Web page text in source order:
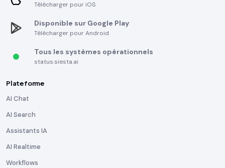
Télécharger pour iOS
Disponible sur Google Play
Télécharger pour Android
Tous les systèmes opérationnels
status.siesta.ai
Plateforme
AI Chat
AI Search
Assistants IA
AI Realtime
Workflows